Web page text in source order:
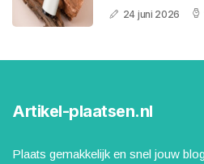
24 juni 2026
Artikel-plaatsen.nl
Plaats gemakkelijk en snel jouw